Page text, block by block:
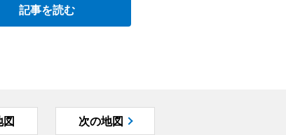
記事を読む
図 次の地図